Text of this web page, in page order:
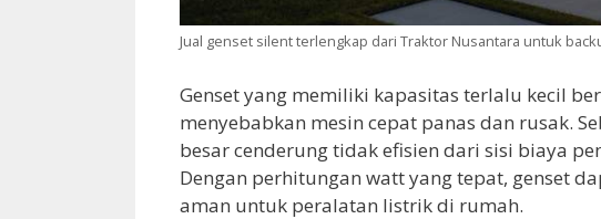
Jual genset silent terlengkap dari Traktor Nusantara untuk
Genset yang memiliki kapasitas terlalu kecil
menyebabkan mesin cepat panas dan rusak.
besar cenderung tidak efisien dari sisi biaya
Dengan perhitungan watt yang tepat, genset
aman untuk peralatan listrik di rumah.